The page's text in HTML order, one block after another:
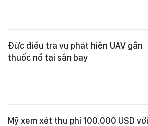
Đức điều tra vụ phát hiện UAV gắn
thuốc nổ tại sân bay
Mỹ xem xét thu phí 100.000 USD với